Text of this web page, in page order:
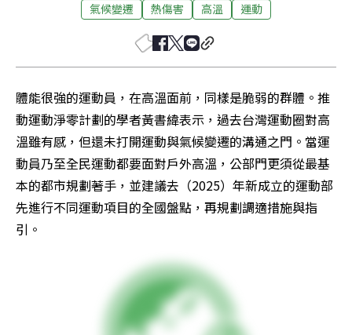
氣候變遷 熱傷害 高溫 運動
體能很強的運動員，在高溫面前，同樣是脆弱的群體。推
動運動淨零計劃的學者黃書緯表示，過去台灣運動圈對高
溫雖有感，但還未打開運動與氣候變遷的溝通之門。當運
動員乃至全民運動都要面對戶外高溫，公部門更須從最基
本的都市規劃著手，並建議去（2025）年新成立的運動部
先進行不同運動項目的全國盤點，再規劃調適措施與指
引。